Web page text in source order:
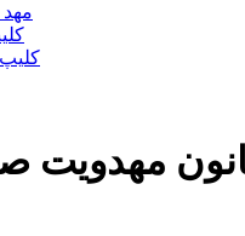
مهدویت